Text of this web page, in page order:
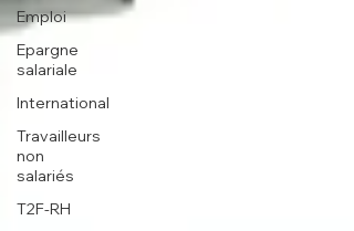
Emploi
Epargne
salariale
International
Travailleurs
non
salariés
T2F-RH